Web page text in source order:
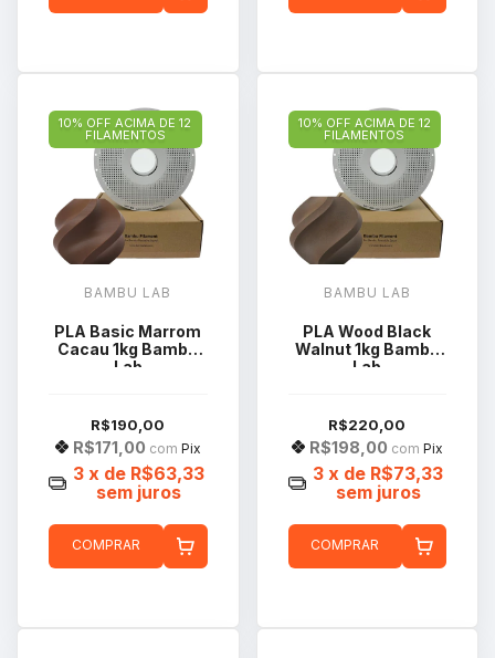
10% OFF ACIMA DE 12
FILAMENTOS
BAMBU LAB
PLA Basic Marrom
Cacau 1kg Bambu
Lab
R$190,00
R$171,00 com Pix
3 x de R$63,33
sem juros
COMPRAR
10% OFF ACIMA DE 12
FILAMENTOS
BAMBU LAB
PLA Wood Black
Walnut 1kg Bambu
Lab
R$220,00
R$198,00 com Pix
3 x de R$73,33
sem juros
COMPRAR